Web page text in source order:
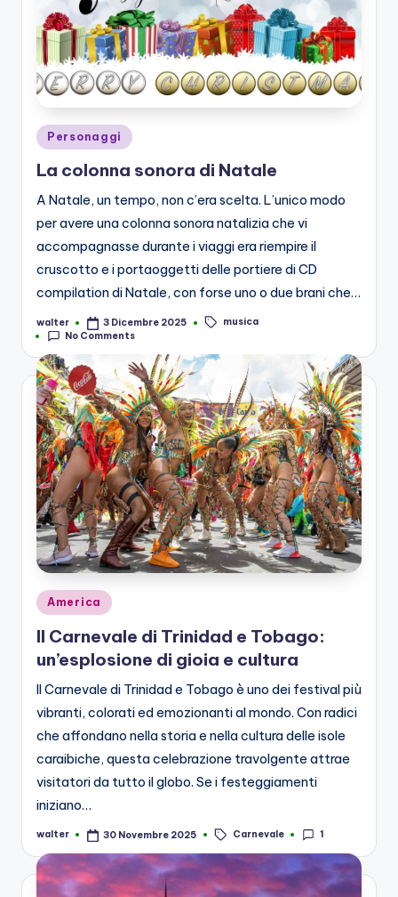
Posted
Personaggi
La colonna sonora di Natale
A Natale, un tempo, non c’era scelta. L’unico modo
per avere una colonna sonora natalizia che vi
accompagnasse durante i viaggi era riempire il
cruscotto e i portaoggetti delle portiere di CD
compilation di Natale, con forse uno o due brani che…
Posted
by
walter 3 Dicembre 2025
Tags:
musica
No Comments
Posted
America
Il Carnevale di Trinidad e Tobago:
un’esplosione di gioia e cultura
Il Carnevale di Trinidad e Tobago è uno dei festival più
vibranti, colorati ed emozionanti al mondo. Con radici
che affondano nella storia e nella cultura delle isole
caraibiche, questa celebrazione travolgente attrae
visitatori da tutto il globo. Se i festeggiamenti
iniziano…
Posted
walter 30 Novembre 2025
Tags: Carnevale 1